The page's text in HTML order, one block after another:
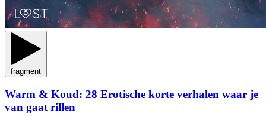
fragment
Warm & Koud: 28 Erotische korte verhalen waar je
van gaat rillen